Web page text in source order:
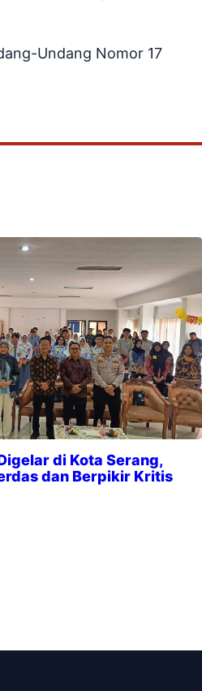
Undang Nomor 17
di Kota Serang,
dan Berpikir Kritis